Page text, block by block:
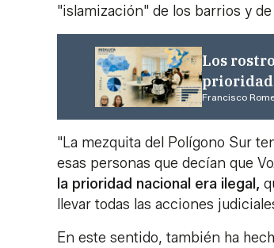
"islamización" de los barrios y
Los
Francisco
"La mezquita del Polígono Sur
esas personas que decían que
la prioridad nacional era ilegal,
llevar todas las acciones
En este sentido, también ha